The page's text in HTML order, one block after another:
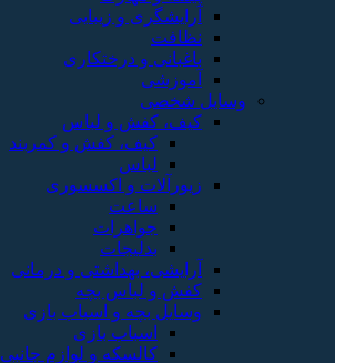
آرایشگری و زیبایی
نظافت
باغبانی و درختکاری
آموزشی
وسایل شخصی
کیف، کفش و لباس
کیف، کفش و کمربند
لباس
زیورآلات و اکسسوری
ساعت
جواهرات
بدلیجات
آرایشی، بهداشتی و درمانی
کفش و لباس بچه
وسایل بچه و اسباب بازی
اسباب بازی
کالسکه و لوازم جانبی